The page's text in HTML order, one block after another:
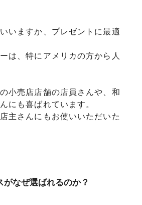
いますか、プレゼントに最適
は、特にアメリカの方から人
小売店店舗の店員さんや、和
にも喜ばれています。
主さんにもお使いいただいた
がなぜ選ばれるのか？